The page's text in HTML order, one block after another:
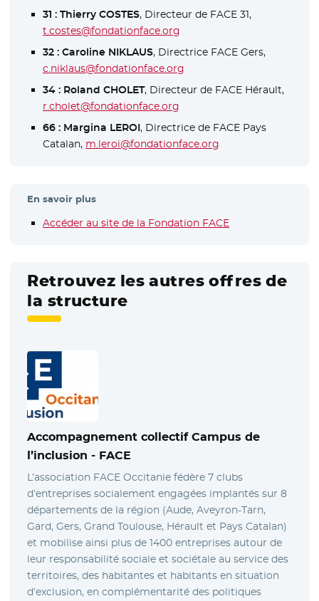
31 : Thierry COSTES, Directeur de FACE 31,
t.costes@fondationface.org
32 : Caroline NIKLAUS, Directrice FACE Gers,
c.niklaus@fondationface.org
34 : Roland CHOLET, Directeur de FACE Hérault,
r.cholet@fondationface.org
66 : Margina LEROI, Directrice de FACE Pays
Catalan, m.leroi@fondationface.org
En savoir plus
Accéder au site de la Fondation FACE- Nouvelle fenêtre
Retrouvez les autres offres de
la structure
Accompagnement collectif Campus de
l’inclusion - FACE
L’association FACE Occitanie fédère 7 clubs
d’entreprises socialement engagées implantés sur 8
départements de la région (Aude, Aveyron-Tarn,
Gard, Gers, Grand Toulouse, Hérault et Pays Catalan)
et mobilise ainsi plus de 1400 entreprises autour de
leur responsabilité sociale et sociétale au service des
territoires, des habitantes et habitants en situation
d’exclusion, en complémentarité des politiques